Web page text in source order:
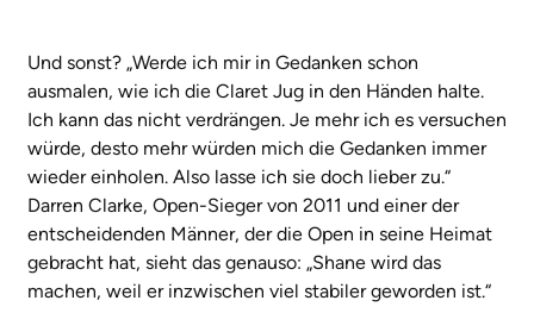
Und sonst? „Werde ich mir in Gedanken schon
ausmalen, wie ich die Claret Jug in den Händen halte.
Ich kann das nicht verdrängen. Je mehr ich es versuchen
würde, desto mehr würden mich die Gedanken immer
wieder einholen. Also lasse ich sie doch lieber zu.“
Darren Clarke, Open-Sieger von 2011 und einer der
entscheidenden Männer, der die Open in seine Heimat
gebracht hat, sieht das genauso: „Shane wird das
machen, weil er inzwischen viel stabiler geworden ist.“